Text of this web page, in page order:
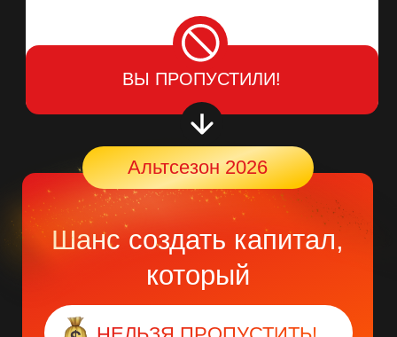
Запишитесь на мастер-
класс, где я дам готовый
план действий, как
заработать 1 000 000₽
на этом альтсезоне!